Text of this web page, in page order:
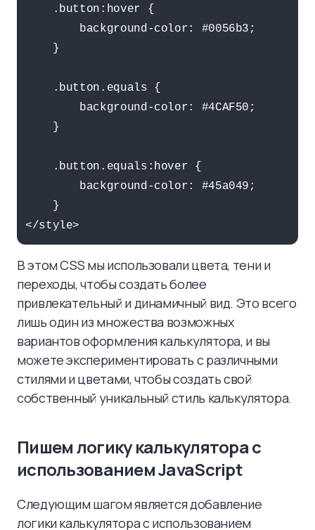
    .button:hover {
        background-color: #0056b3;
    }
    .button.equals {
        background-color: #4CAF50;
    }
    .button.equals:hover {
        background-color: #45a049;
    }
</style>
В этом CSS мы использовали цвета, тени и
переходы, чтобы создать более
привлекательный и динамичный вид. Это всего
лишь один из множества возможных
вариантов оформления калькулятора, и вы
можете экспериментировать с различными
стилями и цветами, чтобы создать свой
собственный уникальный стиль калькулятора.
Пишем логику калькулятора с
использованием JavaScript
Следующим шагом является добавление
логики калькулятора с использованием